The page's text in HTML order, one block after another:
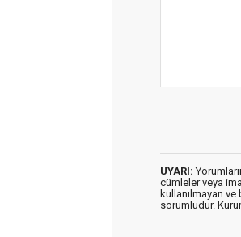
UYARI:
cümleler veya
kullanılmayan
sorumludur.